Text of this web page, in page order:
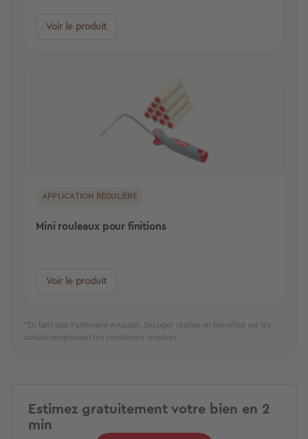
Voir le produit
APPLICATION RÉGULIÈRE
Mini rouleaux pour finitions
Voir le produit
*En tant que Partenaire Amazon, SeLoger réalise un bénéfice sur les
achats remplissant les conditions requises.
Estimez gratuitement votre bien en 2
min